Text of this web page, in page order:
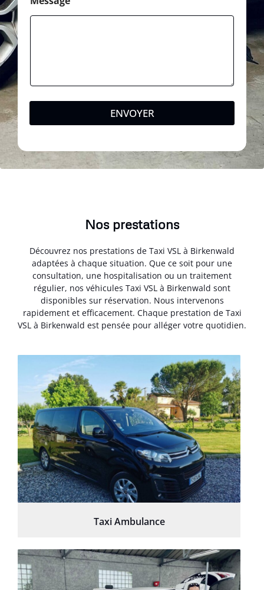
ENVOYER
Nos prestations
Découvrez nos prestations de Taxi VSL à Birkenwald
adaptées à chaque situation. Que ce soit pour une
consultation, une hospitalisation ou un traitement
régulier, nos véhicules Taxi VSL à Birkenwald sont
disponibles sur réservation. Nous intervenons
rapidement et efficacement. Chaque prestation de Taxi
VSL à Birkenwald est pensée pour alléger votre quotidien.
Taxi Ambulance